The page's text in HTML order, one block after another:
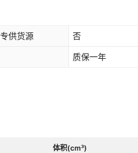
供货源 否
质保一年
体积(cm³)